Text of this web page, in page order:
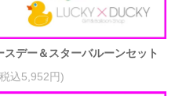
デー＆スターバルーンセット
込5,952円)